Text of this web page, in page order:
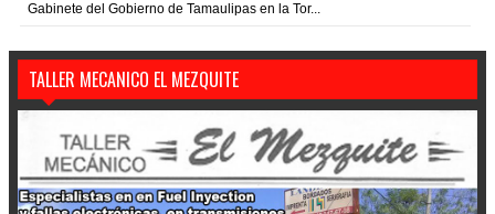
Gabinete del Gobierno de Tamaulipas en la Tor...
TALLER MECANICO EL MEZQUITE